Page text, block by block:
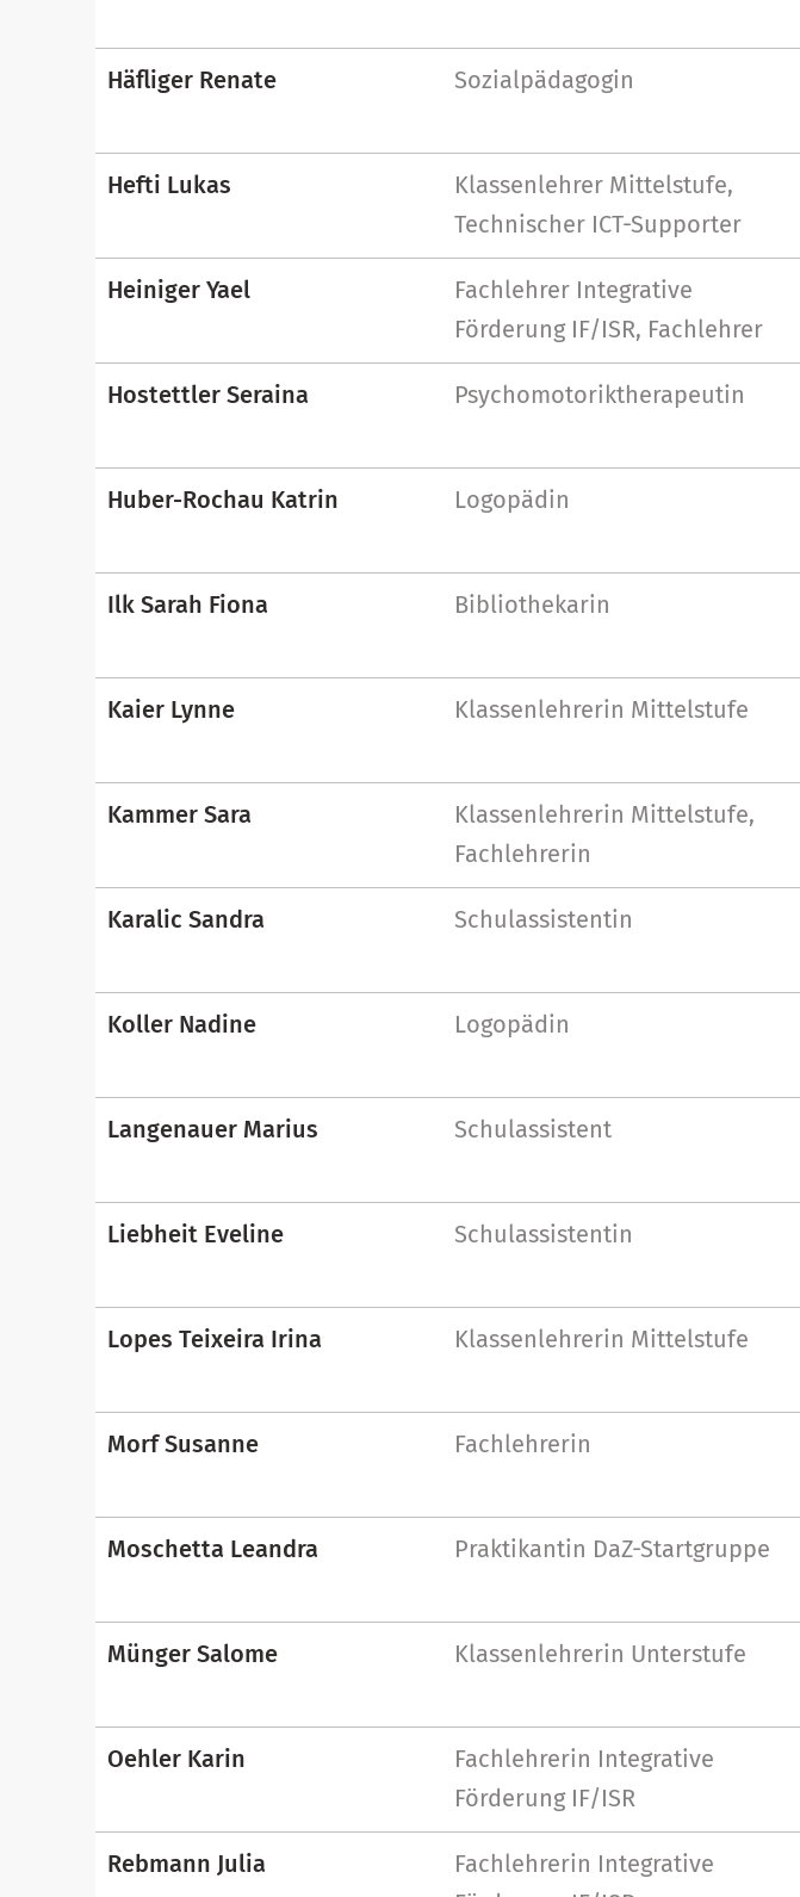
Häfliger Renate Sozialpädagogin
Hefti Lukas
Klassenlehrer Mittelstufe,
Technischer ICT-Supporter
Heiniger Yael
Fachlehrer Integrative
Förderung IF/ISR, Fachlehrer
Hostettler Seraina Psychomotoriktherapeutin
Huber-Rochau Katrin Logopädin
Ilk Sarah Fiona Bibliothekarin
Kaier Lynne Klassenlehrerin Mittelstufe
Kammer Sara
Klassenlehrerin Mittelstufe,
Fachlehrerin
Karalic Sandra Schulassistentin
Koller Nadine Logopädin
Langenauer Marius Schulassistent
Liebheit Eveline Schulassistentin
Lopes Teixeira Irina Klassenlehrerin Mittelstufe
Morf Susanne Fachlehrerin
Moschetta Leandra Praktikantin DaZ-Startgruppe
Münger Salome Klassenlehrerin Unterstufe
Oehler Karin
Fachlehrerin Integrative
Förderung IF/ISR
Rebmann Julia
Fachlehrerin Integrative